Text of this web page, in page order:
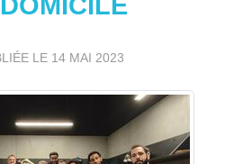
LE 14 MAI 2023